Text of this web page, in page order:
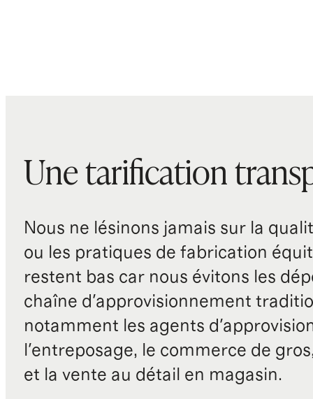
Une tarification
Nous ne lésinons jamais sur la
ou les pratiques de fabrication
restent bas car nous évitons les
chaîne d'approvisionnement
notamment les agents
l'entreposage, le commerce de
et la vente au détail en magasin.